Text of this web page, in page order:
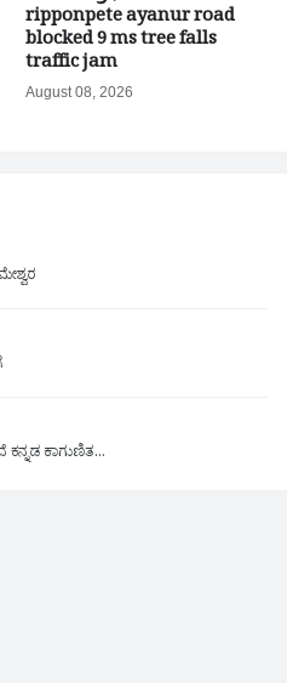
ripponpete ayanur road
blocked 9 ms tree falls
traffic jam
August 08, 2026
ಕನ್ನಡ ಕಾಗುಣಿತ...